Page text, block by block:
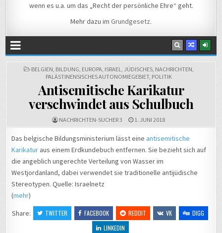
wenn es u.a. um das „Recht der persönliche Ehre“ geht.
Mehr dazu im Grundgesetz.
POSTED
BELGIEN, BILDUNG, EUROPA, ISRAEL, JÜDISCHES, NACHRICHTEN,
PALÄSTINENSISCHES AUTONOMIEGEBIET, POLITIK
Antisemitische Karikatur
verschwindet aus Schulbuch
NACHRICHTEN-SUCHER 3 1. JUNI 2018
Das belgische Bildungsministerium lässt eine antisemitische
Karikatur aus einem Erdkundebuch entfernen. Sie bezieht sich auf
die angeblich ungerechte Verteilung von Wasser im
Westjordanland, dabei verwendet sie traditionelle antijüdische
Stereotypen. Quelle: Israelnetz
(mehr)
Share:
TWITTER FACEBOOK REDDIT VK
DIGG
LINKEDIN